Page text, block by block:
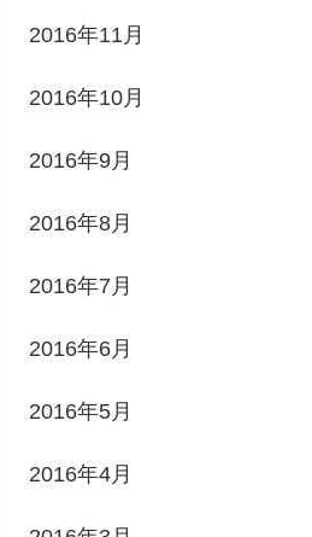
2016年11月
2016年10月
2016年9月
2016年8月
2016年7月
2016年6月
2016年5月
2016年4月